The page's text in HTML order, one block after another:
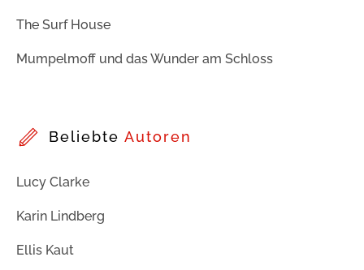
The Surf House
Mumpelmoff und das Wunder am Schloss
Beliebte Autoren
Lucy Clarke
Karin Lindberg
Ellis Kaut